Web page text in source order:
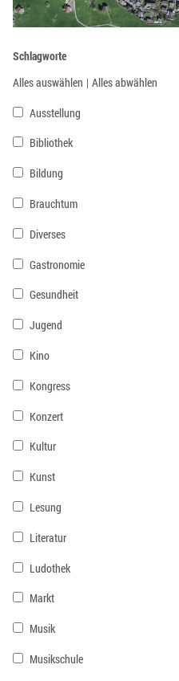
Schlagworte
Alles auswählen | Alles abwählen
Ausstellung
Bibliothek
Bildung
Brauchtum
Diverses
Gastronomie
Gesundheit
Jugend
Kino
Kongress
Konzert
Kultur
Kunst
Lesung
Literatur
Ludothek
Markt
Musik
Musikschule